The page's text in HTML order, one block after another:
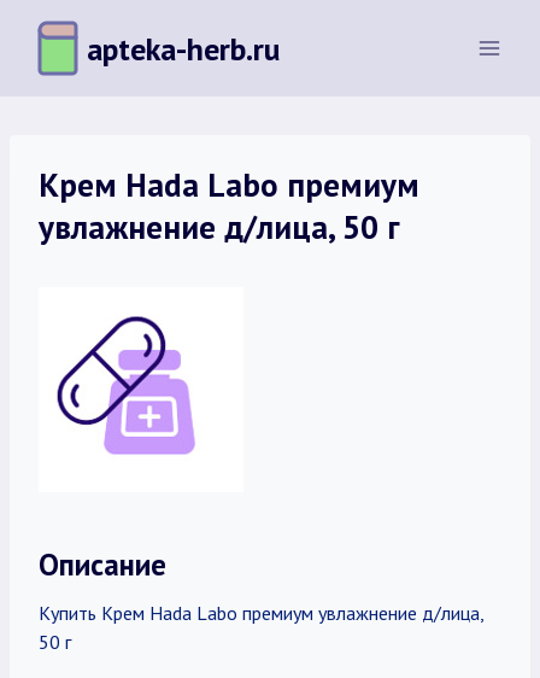
Перейти
содержимому
apteka-herb.ru
Крем Hada Labo премиум
увлажнение д/лица, 50 г
Описание
Купить Крем Hada Labo премиум увлажнение д/лица,
50 г